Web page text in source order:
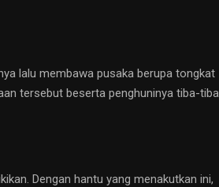
lalu membawa pusaka berupa tongkat
tersebut beserta penghuninya tiba-tiba
Dengan hantu yang menakutkan ini,